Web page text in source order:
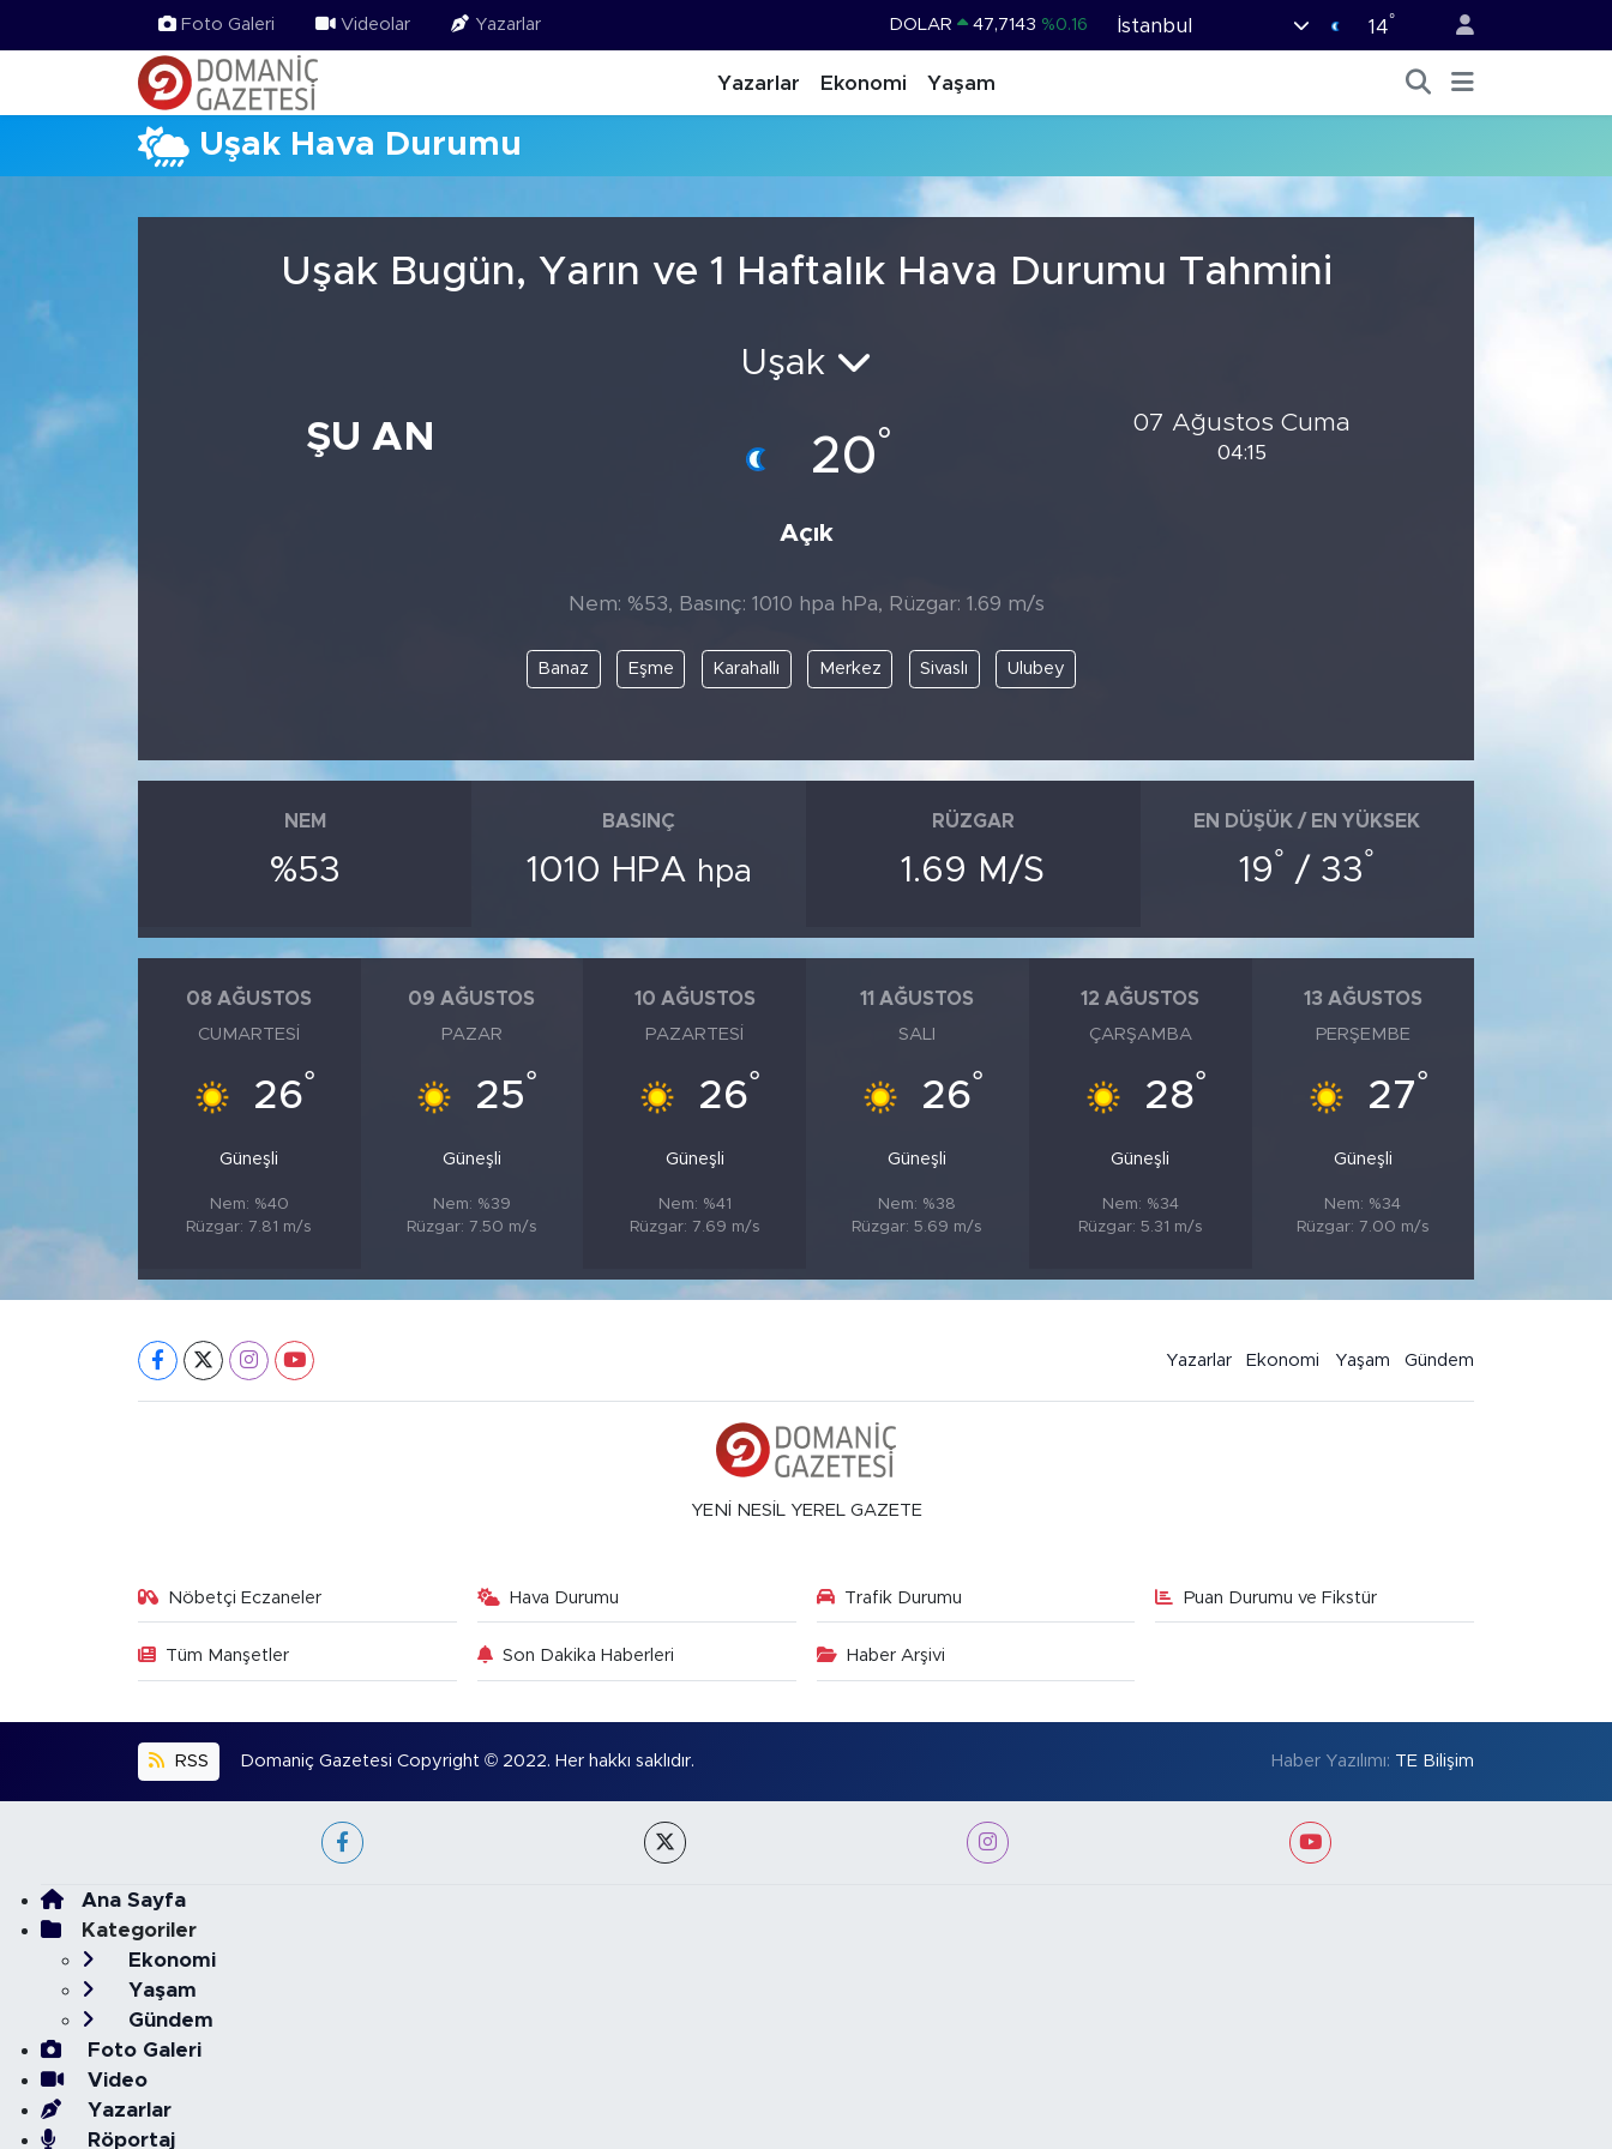
Foto Galeri Videolar Yazarlar DOLAR 47,7143 %0.16
STERLİN 64,2463 %0.07
BİST100 13.799
İstanbul 14°
Yazarlar Ekonomi Yaşam
Uşak Hava Durumu
Uşak Bugün, Yarın ve 1 Haftalık Hava Durumu Tahmini
ŞU AN
Uşak
20°
Açık
07 Ağustos Cuma
04:15
Nem: %53, Basınç: 1010 hpa hPa, Rüzgar: 1.69 m/s
Banaz Eşme Karahallı Merkez Sivaslı Ulubey
NEM
%53
BASINÇ
1010 HPA hpa
RÜZGAR
1.69 M/S
EN DÜŞÜK / EN YÜKSEK
19° / 33°
08 AĞUSTOS
CUMARTESI
26°
Güneşli
Nem: %40
Rüzgar: 7.81 m/s
09 AĞUSTOS
PAZAR
25°
Güneşli
Nem: %39
Rüzgar: 7.50 m/s
10 AĞUSTOS
PAZARTESI
26°
Güneşli
Nem: %41
Rüzgar: 7.69 m/s
11 AĞUSTOS
SALI
26°
Güneşli
Nem: %38
Rüzgar: 5.69 m/s
12 AĞUSTOS
ÇARŞAMBA
28°
Güneşli
Nem: %34
Rüzgar: 5.31 m/s
13 AĞUSTOS
PERŞEMBE
27°
Güneşli
Nem: %34
Rüzgar: 7.00 m/s
Yazarlar Ekonomi Yaşam Gündem
YENİ NESİL YEREL GAZETE
Nöbetçi Eczaneler Hava Durumu Trafik Durumu Puan Durumu ve Fikstür
Tüm Manşetler Son Dakika Haberleri Haber Arşivi
RSS Domaniç Gazetesi Copyright © 2022. Her hakkı saklıdır. Haber Yazılımı: TE Bilişim
Ana Sayfa
Kategoriler
Ekonomi
Yaşam
Gündem
Foto Galeri
Video
Yazarlar
Röportaj